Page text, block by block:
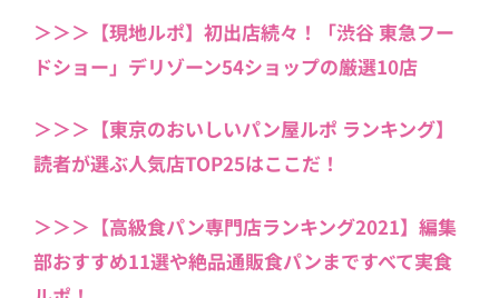
＞＞＞【現地ルポ】初出店続々！「渋谷 東急フー
ドショー」デリゾーン54ショップの厳選10店
＞＞＞【東京のおいしいパン屋ルポ ランキング】
読者が選ぶ人気店TOP25はここだ！
＞＞＞【高級食パン専門店ランキング2021】編集
部おすすめ11選や絶品通販食パンまですべて実食